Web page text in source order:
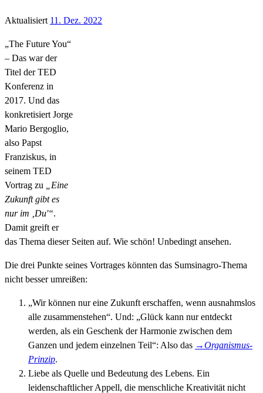
Aktualisiert 11. Dez. 2022
„The Future You“
– Das war der
Titel der TED
Konferenz in
2017. Und das
konkretisiert Jorge
Mario Bergoglio,
also Papst
Franziskus, in
seinem TED
Vortrag zu
„Eine
Zukunft gibt es
nur im ‚Du'“.
Damit greift er
das Thema dieser Seiten auf. Wie schön! Unbedingt ansehen.
Die drei Punkte seines Vortrages könnten das Sumsinagro-Thema
nicht besser umreißen:
„Wir können nur eine Zukunft erschaffen, wenn ausnahmslos
alle zusammenstehen“. Und: „Glück kann nur entdeckt
werden, als ein Geschenk der Harmonie zwischen dem
Ganzen und jedem einzelnen Teil“: Also das →Organismus-
Prinzip.
Liebe als Quelle und Bedeutung des Lebens. Ein
leidenschaftlicher Appell, die menschliche Kreativität nicht